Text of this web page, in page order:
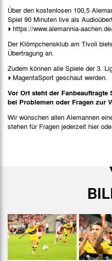
Über den kostenlosen 100,5
Spiel 90 Minuten live als
https://www.alemannia-
Der Klömpchensklub am Tivoli
Übertragung an.
Zudem können alle Spiele der 3.
MagentaSport geschaut werden.
Vor Ort steht der Fanbeauftragte
bei Problemen oder Fragen zur
Wir wünschen allen Alemannen
stehen für Fragen jederzeit hier